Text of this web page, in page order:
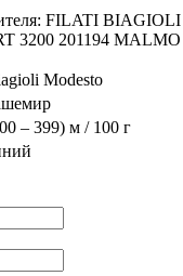
FILATI
3200 201194 MALMO
Modesto
– 399) м / 100 г